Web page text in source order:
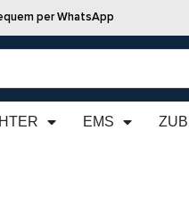
per WhatsApp
EMS